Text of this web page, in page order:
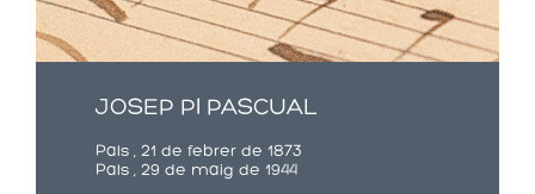
JOSEP PI PASCUAL
Pals , 21 de febrer de 1873
Pals , 29 de maig de 1944